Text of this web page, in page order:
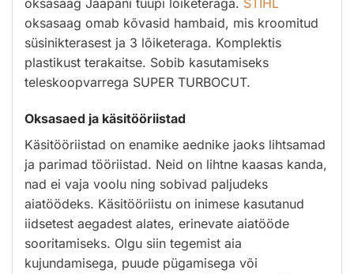
oksasaag Jaapani tüüpi lõiketeraga. STIHL
oksasaag omab kõvasid hambaid, mis kroomitud
süsinikterasest ja 3 lõiketeraga. Komplektis
plastikust terakaitse. Sobib kasutamiseks
teleskoopvarrega SUPER TURBOCUT.
Oksasaed ja käsitööriistad
Käsitööriistad on enamike aednike jaoks lihtsamad
ja parimad tööriistad. Neid on lihtne kaasas kanda,
nad ei vaja voolu ning sobivad paljudeks
aiatöödeks. Käsitööriistu on inimese kasutanud
iidsetest aegadest alates, erinevate aiatööde
sooritamiseks. Olgu siin tegemist aia
kujundamisega, puude pügamisega või